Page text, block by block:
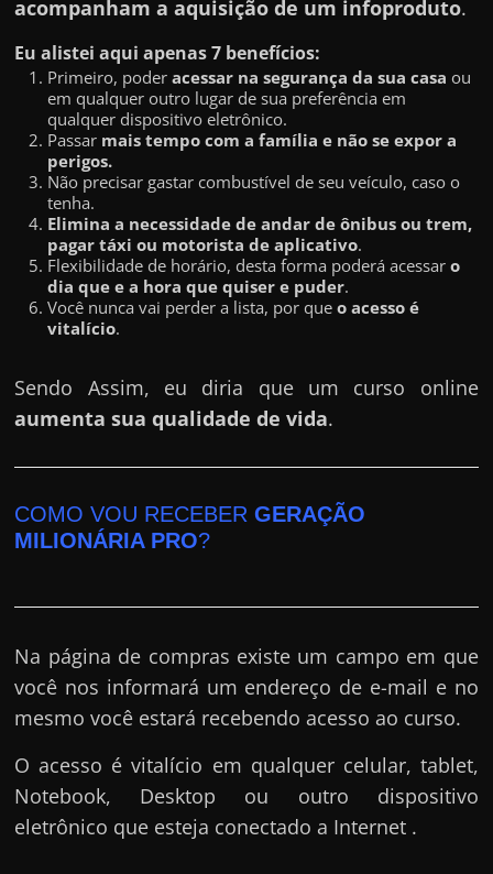
acompanham a aquisição de um infoproduto.
Eu alistei aqui apenas 7 benefícios:
Primeiro, poderacessar na segurança da sua casa ou
em qualquer outro lugar de sua preferência em
qualquer dispositivo eletrônico.
Passar mais tempo com a família e não se expor a
perigos.
Não precisar gastar combustível de seu veículo, caso o
tenha.
Elimina a necessidade de andar de ônibus ou trem,
pagar táxi ou motorista de aplicativo.
Flexibilidade de horário, desta forma poderá acessaro
dia que e a hora que quiser e puder.
Você nunca vai perder a lista, por queo acesso é
vitalício.
Sendo Assim, eu diria que um curso online
aumenta sua qualidade de vida.
COMO VOU RECEBERGERAÇÃO
MILIONÁRIA PRO?
Na página de compras existe um campo em que
você nos informará um endereço de e-mail e no
mesmo você estará recebendo acesso ao curso.
O acesso é vitalício em qualquer celular, tablet,
Notebook, Desktop ou outro dispositivo
eletrônico que esteja conectado a Internet .